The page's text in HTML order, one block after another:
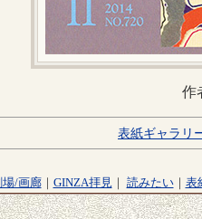
作
表紙ギャラリ
場/画廊｜ GINZA拝見｜ 読みたい｜ 表